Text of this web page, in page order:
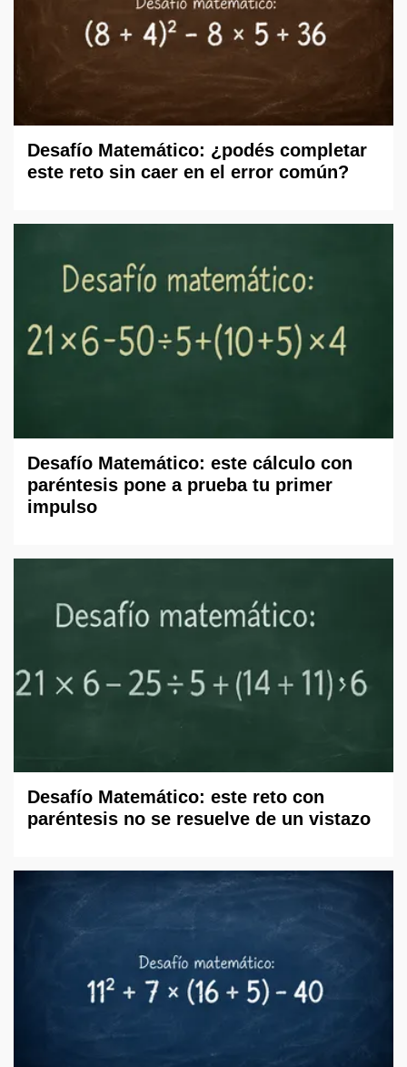
Desafío Matemático: ¿podés completar
este reto sin caer en el error común?
Desafío Matemático: este cálculo con
paréntesis pone a prueba tu primer
impulso
Desafío Matemático: este reto con
paréntesis no se resuelve de un vistazo